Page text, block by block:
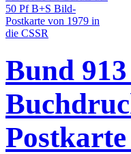
Bund